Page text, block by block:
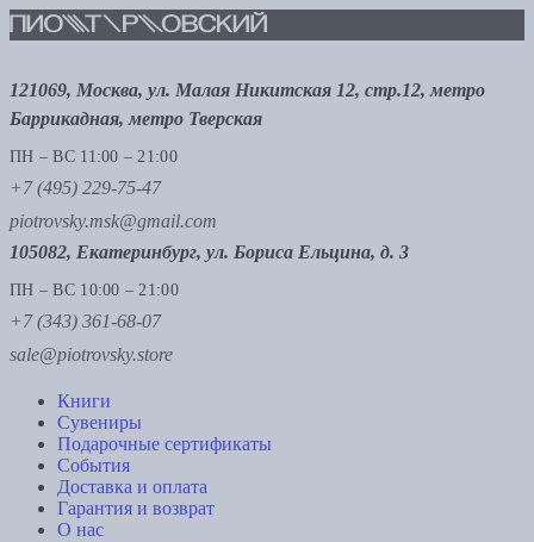
121069, Москва, ул. Малая Никитская 12, стр.12, метро
Баррикадная, метро Тверская
ПН – ВС 11:00 – 21:00
+7 (495) 229-75-47
piotrovsky.msk@gmail.com
105082, Екатеринбург, ул. Бориса Ельцина, д. 3
ПН – ВС 10:00 – 21:00
+7 (343) 361-68-07
sale@piotrovsky.store
Книги
Сувениры
Подарочные сертификаты
События
Доставка и оплата
Гарантия и возврат
О нас